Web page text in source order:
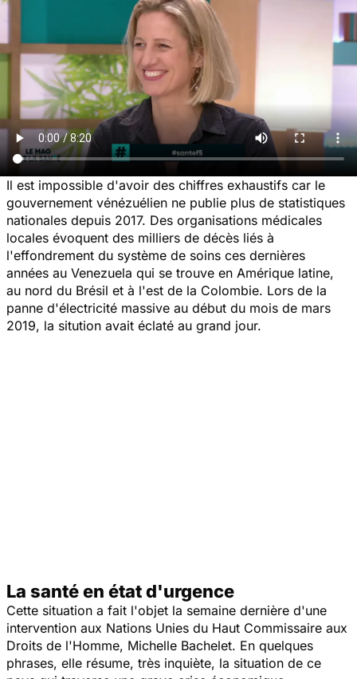
Il est impossible d'avoir des chiffres exhaustifs car le
gouvernement vénézuélien ne publie plus de statistiques
nationales depuis 2017. Des organisations médicales
locales évoquent des milliers de décès liés à
l'effondrement du système de soins ces dernières
années au Venezuela qui se trouve en Amérique latine,
au nord du Brésil et à l'est de la Colombie. Lors de la
panne d'électricité massive au début du mois de mars
2019, la sitution avait éclaté au grand jour.
La santé en état d'urgence
Cette situation a fait l'objet la semaine dernière d'une
intervention aux Nations Unies du Haut Commissaire aux
Droits de l'Homme, Michelle Bachelet. En quelques
phrases, elle résume, très inquiète, la situation de ce